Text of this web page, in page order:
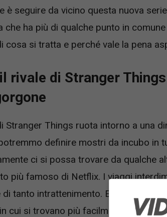
è seguire da vicino questa nuova
che ha più di qualche punto in
cosa si tratta e perché vale la pena
rivale di Stranger
Stranger Things ruota intorno a una
definire mostri da incubo in
ci si possa trovare da qualche
più famoso di Netflix. I viaggi
di tanto intrattenimento. E tra gli
cui si trovano più facilmente proprio i